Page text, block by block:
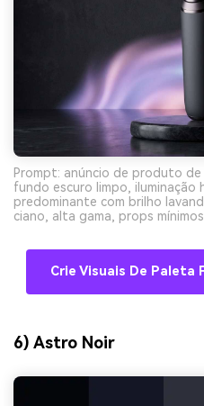
Prompt: anúncio de produto
fundo escuro limpo, iluminação
predominante com brilho
ciano, alta gama, props
Crie Visuais De Paleta
6) Astro Noir